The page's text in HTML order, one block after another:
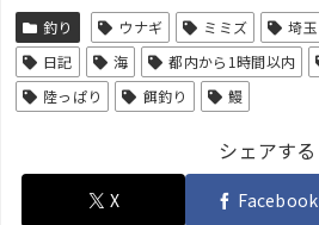
釣り ウナギ ミミズ 埼玉
日記
海 都内から1時間以内
陸っぱり
餌釣り 鰻
シェアする
X Facebook